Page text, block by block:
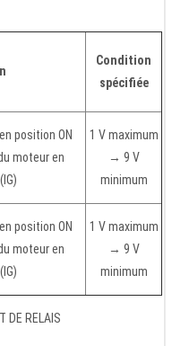
Condition
spécifiée
position ON
moteur en
1 V maximum
→ 9 V
minimum
position ON
moteur en
1 V maximum
→ 9 V
minimum
DE RELAIS